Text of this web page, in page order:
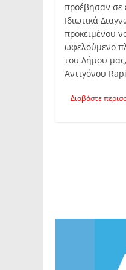
προέβησαν σε
Ιδιωτικά
προκειμένου
ωφελούμενο
του Δήμου
Αντιγόνου
Διαβάστε